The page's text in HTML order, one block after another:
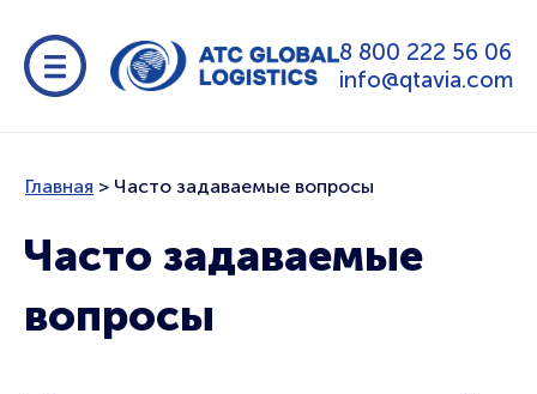
8 800 222 56 06
info@qtavia.com
Главная > Часто задаваемые вопросы
Часто задаваемые
вопросы